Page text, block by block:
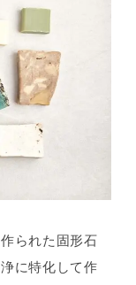
られた固形石
に特化して作